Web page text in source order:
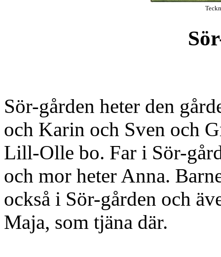
Sör-gården heter den
och Karin och Sven och
Lill-Olle bo. Far i Sör-
och mor heter Anna.
också i Sör-gården och
Maja, som tjäna där.